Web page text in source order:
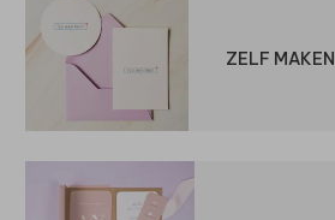
ZELF MAKEN